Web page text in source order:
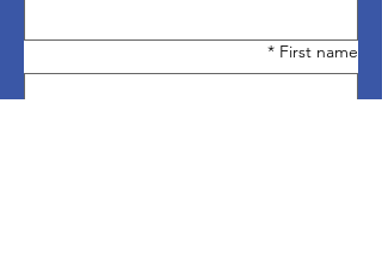
First name
*